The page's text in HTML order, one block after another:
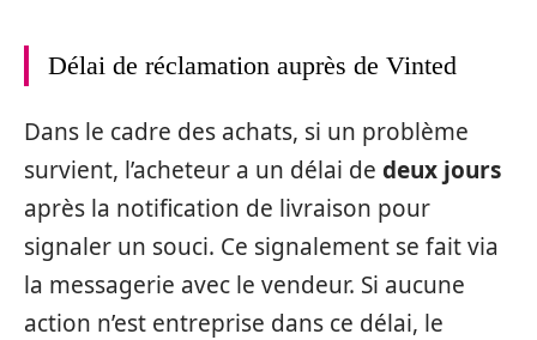
Délai de réclamation auprès de Vinted
Dans le cadre des achats, si un problème
survient, l’acheteur a un délai de deux jours
après la notification de livraison pour
signaler un souci. Ce signalement se fait via
la messagerie avec le vendeur. Si aucune
action n’est entreprise dans ce délai, le